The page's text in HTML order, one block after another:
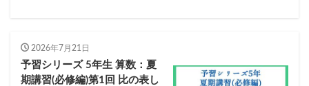
2026年7月21日
予習シリーズ 5年生 算数：夏
期講習(必修編)第1回 比の表し